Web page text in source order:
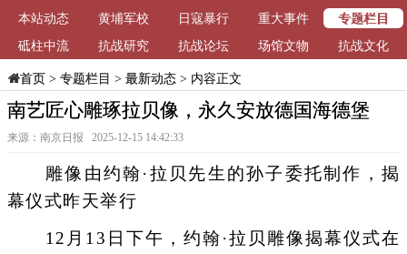
馆
本站动态
黄埔军校 日寇暴行 重大事件
专题栏目
砥柱中流
抗战研究 抗战论坛 场馆文物 抗战文化
首页> 专题栏目 > 最新动态> 内容正文
南艺匠心雕琢拉贝像，永久安放德国海德堡
来源：南京日报 2025-12-15 14:42:33
雕像由约翰·拉贝先生的孙子委托制作，揭
幕仪式昨天举行
12月13日下午，约翰·拉贝雕像揭幕仪式在